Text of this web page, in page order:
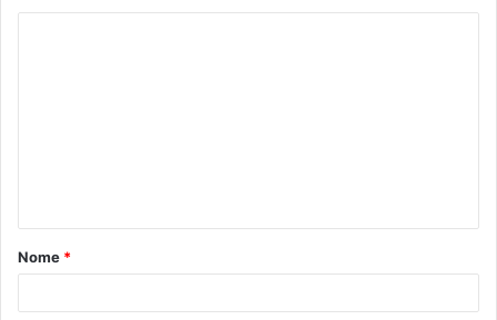
á
r
Nome *